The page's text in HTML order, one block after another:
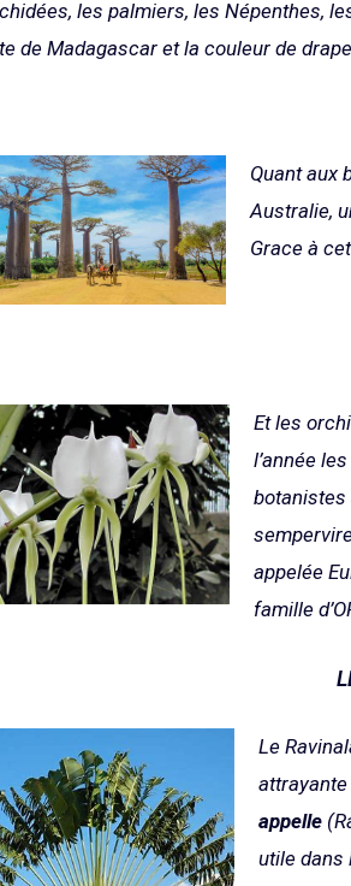
les palmiers, les Népenthes,
de Madagascar et la couleur de
Quant aux
Australie,
Grace à
Et les
l’année
botanistes
appelée
famille
Le
appelle (
utile dans